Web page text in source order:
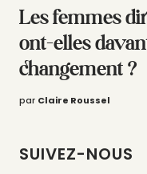
Les femmes
ont-elles
changement ?
par Claire Roussel
SUIVEZ-NOUS